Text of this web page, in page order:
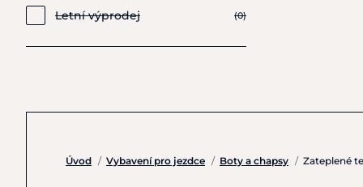
Letní výprodej (0)
Úvod / Vybavení pro jezdce / Boty a chapsy / Zateplené